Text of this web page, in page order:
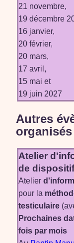
21 novembre,
19 décembre
16 janvier,
20 février,
20 mars,
17 avril,
15 mai et
19 juin 2027
Autres
Atelier
de
Atelier
pour la
testiculaire
Prochaines
fois par mois